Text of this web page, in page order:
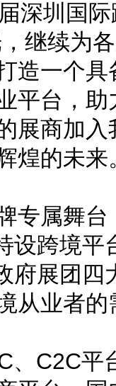
深圳国
继续为
造一个
平台，
展商加
煌的未来
专属舞台
设跨境
府展团
从业者的
、C2C